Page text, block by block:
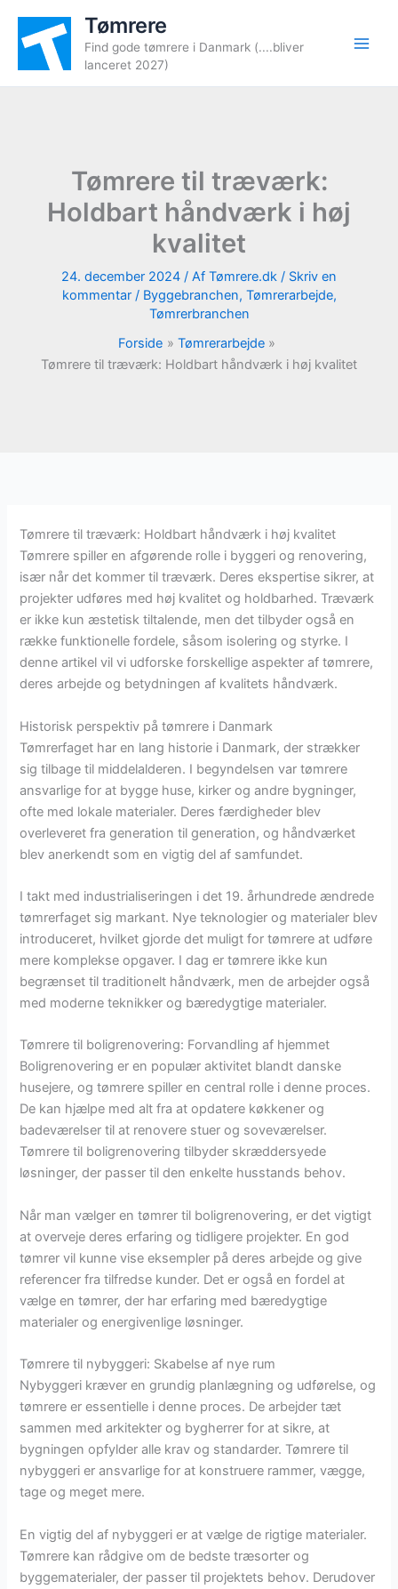
indholdet
Tømrere
Find gode tømrere i Danmark (....bliver
lanceret 2027)
Tømrere til træværk:
Holdbart håndværk i høj
kvalitet
24. december 2024 / Af Tømrere.dk / Skriv en
kommentar / Byggebranchen, Tømrerarbejde,
Tømrerbranchen
Forside
Tømrerarbejde
Tømrere til træværk: Holdbart håndværk i høj kvalitet
Tømrere til træværk: Holdbart håndværk i høj kvalitet
Tømrere spiller en afgørende rolle i byggeri og renovering,
især når det kommer til træværk. Deres ekspertise sikrer, at
projekter udføres med høj kvalitet og holdbarhed. Træværk
er ikke kun æstetisk tiltalende, men det tilbyder også en
række funktionelle fordele, såsom isolering og styrke. I
denne artikel vil vi udforske forskellige aspekter af tømrere,
deres arbejde og betydningen af kvalitets håndværk.
Historisk perspektiv på tømrere i Danmark
Tømrerfaget har en lang historie i Danmark, der strækker
sig tilbage til middelalderen. I begyndelsen var tømrere
ansvarlige for at bygge huse, kirker og andre bygninger,
ofte med lokale materialer. Deres færdigheder blev
overleveret fra generation til generation, og håndværket
blev anerkendt som en vigtig del af samfundet.
I takt med industrialiseringen i det 19. århundrede ændrede
tømrerfaget sig markant. Nye teknologier og materialer blev
introduceret, hvilket gjorde det muligt for tømrere at udføre
mere komplekse opgaver. I dag er tømrere ikke kun
begrænset til traditionelt håndværk, men de arbejder også
med moderne teknikker og bæredygtige materialer.
Tømrere til boligrenovering: Forvandling af hjemmet
Boligrenovering er en populær aktivitet blandt danske
husejere, og tømrere spiller en central rolle i denne proces.
De kan hjælpe med alt fra at opdatere køkkener og
badeværelser til at renovere stuer og soveværelser.
Tømrere til boligrenovering tilbyder skræddersyede
løsninger, der passer til den enkelte husstands behov.
Når man vælger en tømrer til boligrenovering, er det vigtigt
at overveje deres erfaring og tidligere projekter. En god
tømrer vil kunne vise eksempler på deres arbejde og give
referencer fra tilfredse kunder. Det er også en fordel at
vælge en tømrer, der har erfaring med bæredygtige
materialer og energivenlige løsninger.
Tømrere til nybyggeri: Skabelse af nye rum
Nybyggeri kræver en grundig planlægning og udførelse, og
tømrere er essentielle i denne proces. De arbejder tæt
sammen med arkitekter og bygherrer for at sikre, at
bygningen opfylder alle krav og standarder. Tømrere til
nybyggeri er ansvarlige for at konstruere rammer, vægge,
tage og meget mere.
En vigtig del af nybyggeri er at vælge de rigtige materialer.
Tømrere kan rådgive om de bedste træsorter og
byggematerialer, der passer til projektets behov. Derudover